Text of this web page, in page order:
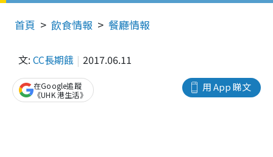
首頁 飲食情報 餐廳情報
文: CC長期餓 2017.06.11
用 App 睇文
在Google追蹤
《UHK 港生活》